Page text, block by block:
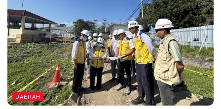
DAERAH